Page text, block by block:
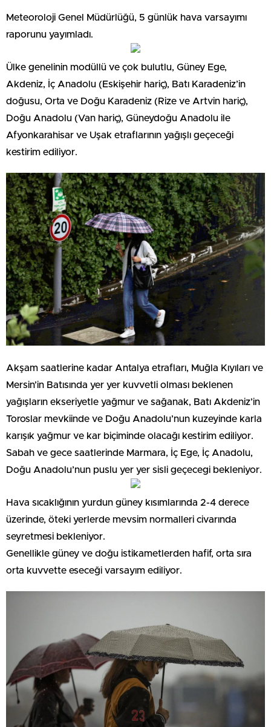
Meteoroloji Genel Müdürlüğü, 5 günlük hava varsayımı
raporunu yayımladı.
Ülke genelinin modüllü ve çok bulutlu, Güney Ege,
Akdeniz, İç Anadolu (Eskişehir hariç), Batı Karadeniz’in
doğusu, Orta ve Doğu Karadeniz (Rize ve Artvin hariç),
Doğu Anadolu (Van hariç), Güneydoğu Anadolu ile
Afyonkarahisar ve Uşak etraflarının yağışlı geçeceği
kestirim ediliyor.
Akşam saatlerine kadar Antalya etrafları, Muğla Kıyıları ve
Mersin’in Batısında yer yer kuvvetli olması beklenen
yağışların ekseriyetle yağmur ve sağanak, Batı Akdeniz’in
Toroslar mevkiinde ve Doğu Anadolu’nun kuzeyinde karla
karışık yağmur ve kar biçiminde olacağı kestirim ediliyor.
Sabah ve gece saatlerinde Marmara, İç Ege, İç Anadolu,
Doğu Anadolu’nun puslu yer yer sisli geçecegi bekleniyor.
Hava sıcaklığının yurdun güney kısımlarında 2-4 derece
üzerinde, öteki yerlerde mevsim normalleri civarında
seyretmesi bekleniyor.
Genellikle güney ve doğu istikametlerden hafif, orta sıra
orta kuvvette eseceği varsayım ediliyor.